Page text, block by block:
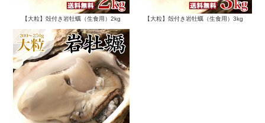
【大粒】殻付き岩牡蠣（生食用）2kg 【大粒】殻付き岩牡蠣（生食用）3kg